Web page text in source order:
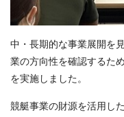
中・長期的な事業展開を
業の方向性を確認するた
を実施しました。
競艇事業の財源を活用し